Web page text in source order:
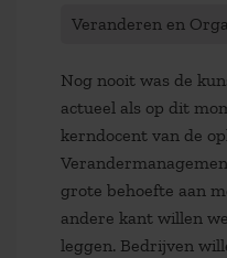
Veranderen en
Nog nooit was de
actueel als op dit
kerndocent van de
grote behoefte aan
andere kant willen
leggen. Bedrijven